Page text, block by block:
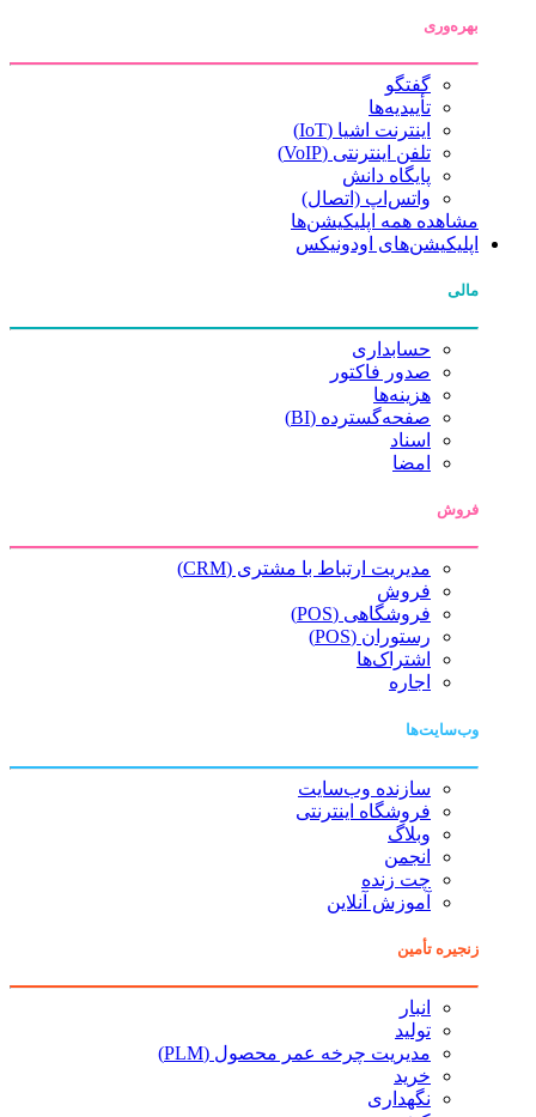
بهره‌وری
گفتگو
تأییدیه‌ها
اینترنت اشیا (IoT)
تلفن اینترنتی (VoIP)
پایگاه دانش
واتس‌اپ (اتصال)
مشاهده همه اپلیکیشن‌ها
اپلیکیشن‌های اودونیکس
مالی
حسابداری
صدور فاکتور
هزینه‌ها
صفحه‌گسترده (BI)
اسناد
امضا
فروش
مدیریت ارتباط با مشتری (CRM)
فروش
فروشگاهی (POS)
رستوران (POS)
اشتراک‌ها
اجاره
وب‌سایت‌ها
سازنده وب‌سایت
فروشگاه اینترنتی
وبلاگ
انجمن
چت زنده
آموزش آنلاین
زنجیره تأمین
انبار
تولید
مدیریت چرخه عمر محصول (PLM)
خرید
نگهداری